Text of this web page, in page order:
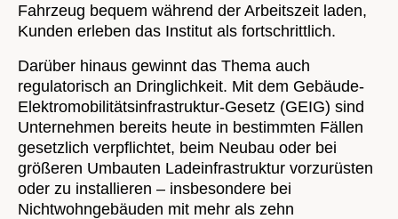
Fahrzeug bequem während der Arbeitszeit laden,
Kunden erleben das Institut als fortschrittlich.
Darüber hinaus gewinnt das Thema auch
regulatorisch an Dringlichkeit. Mit dem Gebäude-
Elektromobilitätsinfrastruktur-Gesetz (GEIG) sind
Unternehmen bereits heute in bestimmten Fällen
gesetzlich verpflichtet, beim Neubau oder bei
größeren Umbauten Ladeinfrastruktur vorzurüsten
oder zu installieren – insbesondere bei
Nichtwohngebäuden mit mehr als zehn